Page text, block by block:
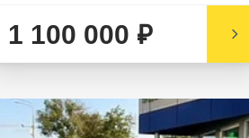
1 100 000 ₽